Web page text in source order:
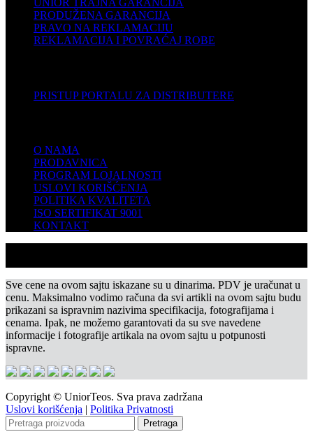
UNIOR TRAJNA GARANCIJA
PRODUŽENA GARANCIJA
PRAVO NA REKLAMACIJU
REKLAMACIJA I POVRAĆAJ ROBE
PRISTUP PORTALU ZA DISTRIBUTERE
O NAMA
PRODAVNICA
PROGRAM LOJALNOSTI
USLOVI KORIŠĆENJA
POLITIKA KVALITETA
ISO SERTIFIKAT 9001
KONTAKT
Sve cene na ovom sajtu iskazane su u dinarima. PDV je uračunat u
cenu. Maksimalno vodimo računa da svi artikli na ovom sajtu budu
prikazani sa ispravnim nazivima specifikacija, fotografijama i
cenama. Ipak, ne možemo garantovati da su sve navedene
informacije i fotografije artikala na ovom sajtu u potpunosti
ispravne.
Copyright © UniorTeos. Sva prava zadržana
Uslovi korišćenja | Politika Privatnosti
Pretraga